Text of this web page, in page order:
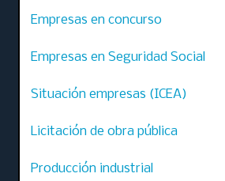
Empresas en concurso
Empresas en Seguridad Social
Situación empresas (ICEA)
Licitación de obra pública
Producción industrial